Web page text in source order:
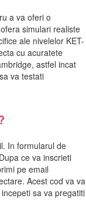
a va oferi o
simulari realiste
ale nivelelor KET-
cu acuratete
astfel incat
va testati
In formularul de
ce va inscrieti
pe email
Acest cod va va
sa va pregatiti